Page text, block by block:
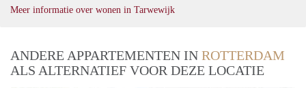
Meer informatie over wonen in Tarwewijk
ANDERE APPARTEMENTEN IN ROTTERDAM
ALS ALTERNATIEF VOOR DEZE LOCATIE